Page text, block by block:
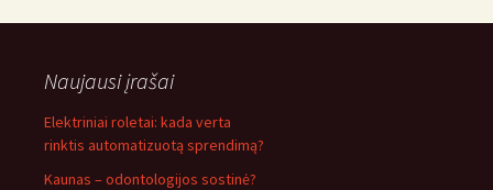
Naujausi įrašai
Elektriniai roletai: kada verta
rinktis automatizuotą sprendimą?
Kaunas – odontologijos sostinė?